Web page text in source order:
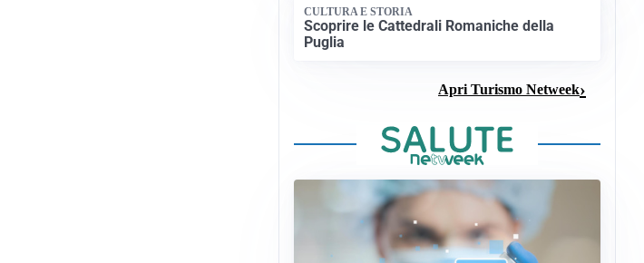
CULTURA E STORIA
Scoprire le Cattedrali Romaniche della
Puglia
Apri Turismo Netweek